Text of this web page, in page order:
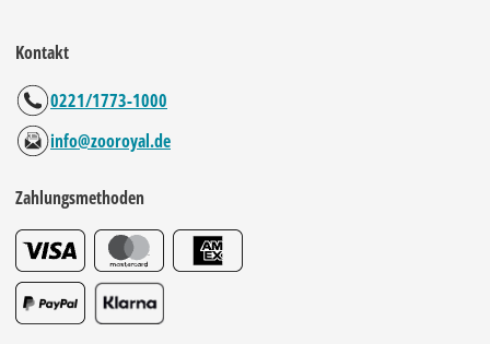
Kontakt
0221/1773-1000
info@zooroyal.de
Zahlungsmethoden